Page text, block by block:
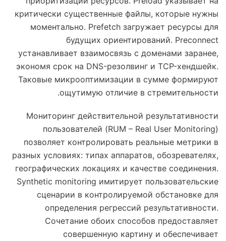
критически существенные файлы, которые нужны
моментально. Prefetch загружает ресурсы для
будущих ориентирований. Preconnect
устанавливает взаимосвязь с доменами заранее,
экономя срок на DNS-резолвинг и TCP-хендшейк.
Таковые микрооптимизации в сумме формируют
ощутимую отличие в стремительности.
Мониторинг действительной результативности
пользователей (RUM – Real User Monitoring)
позволяет контролировать реальные метрики в
разных условиях: типах аппаратов, обозревателях,
географических локациях и качестве соединения.
Synthetic monitoring имитирует пользовательские
сценарии в контролируемой обстановке для
определения регрессий результативности.
Сочетание обоих способов предоставляет
совершенную картину и обеспечивает